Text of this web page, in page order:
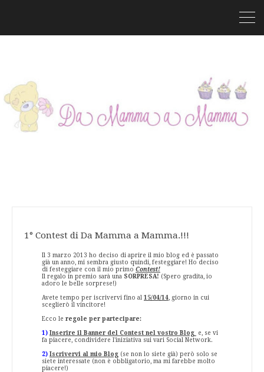
1° Contest di Da Mamma a Mamma.!!!
Il 3 marzo 2013 ho deciso di aprire il mio blog ed è passato
già un anno, mi sembra giusto quindi, festeggiare! Ho deciso
di festeggiare con il mio primo Contest!
Il regalo in premio sarà una SORPRESA! (Spero gradita, io
adoro le belle sorprese!)
Avete tempo per iscrivervi fino al 15/04/14 , giorno in cui
sceglierò il vincitore!
Ecco le regole per partecipare:
1) Inserire il Banner del Contest nel vostro Blog
e, se vi
fa piacere, condividere l'iniziativa sui vari Social Network.
2) Iscrivervi al mio Blog (se non lo siete già) però solo se
siete interessate (non è obbligatorio, ma mi farebbe molto
piacere!)